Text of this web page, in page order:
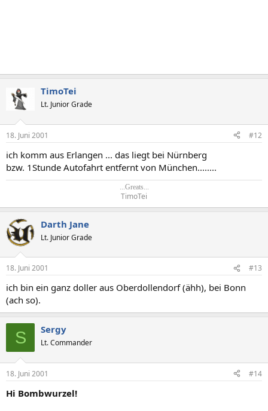
TimoTei
Lt. Junior Grade
18. Juni 2001 #12
ich komm aus Erlangen ... das liegt bei Nürnberg
bzw. 1Stunde Autofahrt entfernt von München........
...Greats...
TimoTei​
Darth Jane
Lt. Junior Grade
18. Juni 2001 #13
ich bin ein ganz doller aus Oberdollendorf (ähh), bei Bonn
(ach so).
S Sergy
Lt. Commander
18. Juni 2001 #14
Hi Bombwurzel!